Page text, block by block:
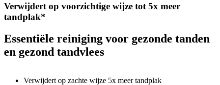
Verwijdert op voorzichtige wijze tot 5x meer
tandplak*
Essentiële reiniging voor gezonde tanden
en gezond tandvlees
Verwijdert op zachte wijze 5x meer tandplak